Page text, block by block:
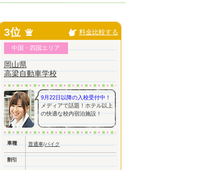
3位 料金比較する
中国・四国エリア
岡山県
高梁自動車学校
9月22日以降の入校受付中！
メディアで話題！ホテル以上
の快適な校内宿泊施設！
車種 普通車/バイク
割引